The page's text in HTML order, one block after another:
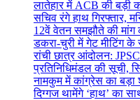
लातेहार में ACB की बड़ी
सचिव रंगे हाथ गिरफ्तार,
12वें वेतन समझौते की मांग
डकरा-चुरी में गेट मीटिंग के
रांची छात्र आंदोलन:
प्रतिनिधिमंडल की सूची,
नामकुम में कांग्रेस का बड़ा
दिग्गज थामेंगे ‘हाथ’ का